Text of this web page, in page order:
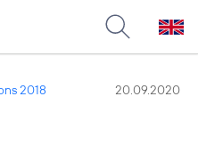
2018 20.09.2020